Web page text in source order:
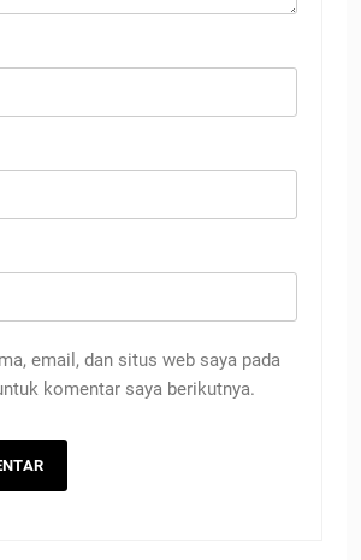
email, dan situs web saya pada
komentar saya berikutnya.